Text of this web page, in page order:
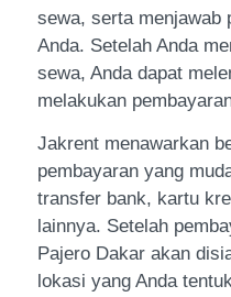
sewa, serta menjawab
Anda. Setelah Anda
sewa, Anda dapat
melakukan
Jakrent menawarkan
pembayaran yang
transfer bank, kartu
lainnya. Setelah
Pajero Dakar akan
lokasi yang Anda